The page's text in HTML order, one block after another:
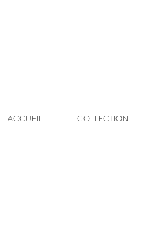
ACCUEIL COLLECTION